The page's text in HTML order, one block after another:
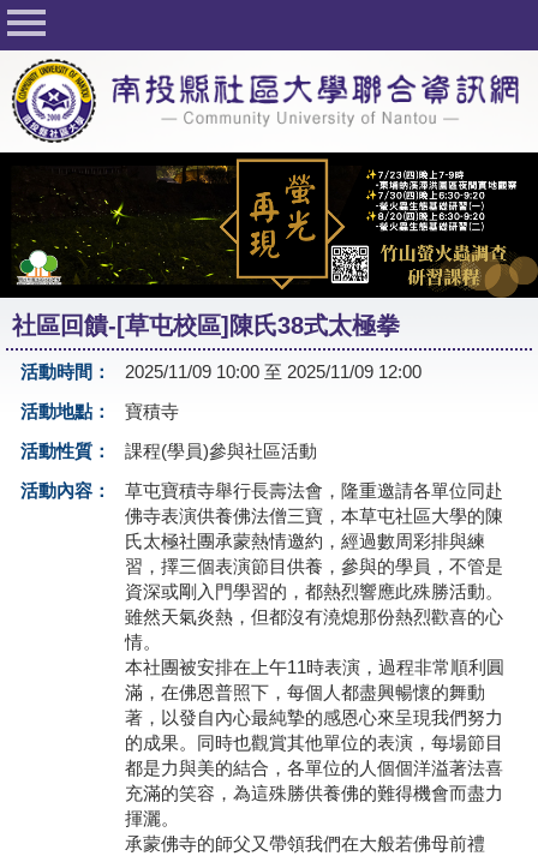
回首頁
關於社大
公佈欄
行事曆
最新活動
活動花絮
課程一覽表
志工與社團
友站連結
社區回饋-[草屯校區]陳氏38式太極拳
活動時間：
2025/11/09 10:00 至 2025/11/09 12:00
活動地點：
寶積寺
活動性質：
課程(學員)參與社區活動
活動內容：
草屯寶積寺舉行長壽法會，隆重邀請各單位同赴
佛寺表演供養佛法僧三寶，本草屯社區大學的陳
氏太極社團承蒙熱情邀約，經過數周彩排與練
習，擇三個表演節目供養，參與的學員，不管是
資深或剛入門學習的，都熱烈響應此殊勝活動。
雖然天氣炎熱，但都沒有澆熄那份熱烈歡喜的心
情。
本社團被安排在上午11時表演，過程非常順利圓
滿，在佛恩普照下，每個人都盡興暢懷的舞動
著，以發自內心最純摯的感恩心來呈現我們努力
的成果。同時也觀賞其他單位的表演，每場節目
都是力與美的結合，各單位的人個個洋溢著法喜
充滿的笑容，為這殊勝供養佛的難得機會而盡力
揮灑。
承蒙佛寺的師父又帶領我們在大般若佛母前禮